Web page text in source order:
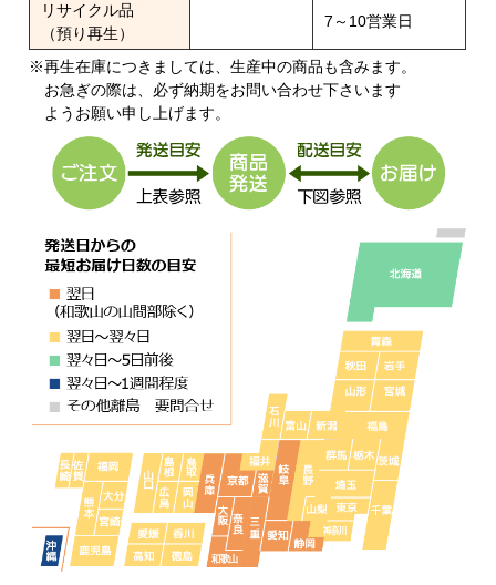
リサイクル品
（預り再生）
7～10営業日
※再生在庫につきましては、生産中の商品も含みます。
お急ぎの際は、必ず納期をお問い合わせ下さいます
ようお願い申し上げます。